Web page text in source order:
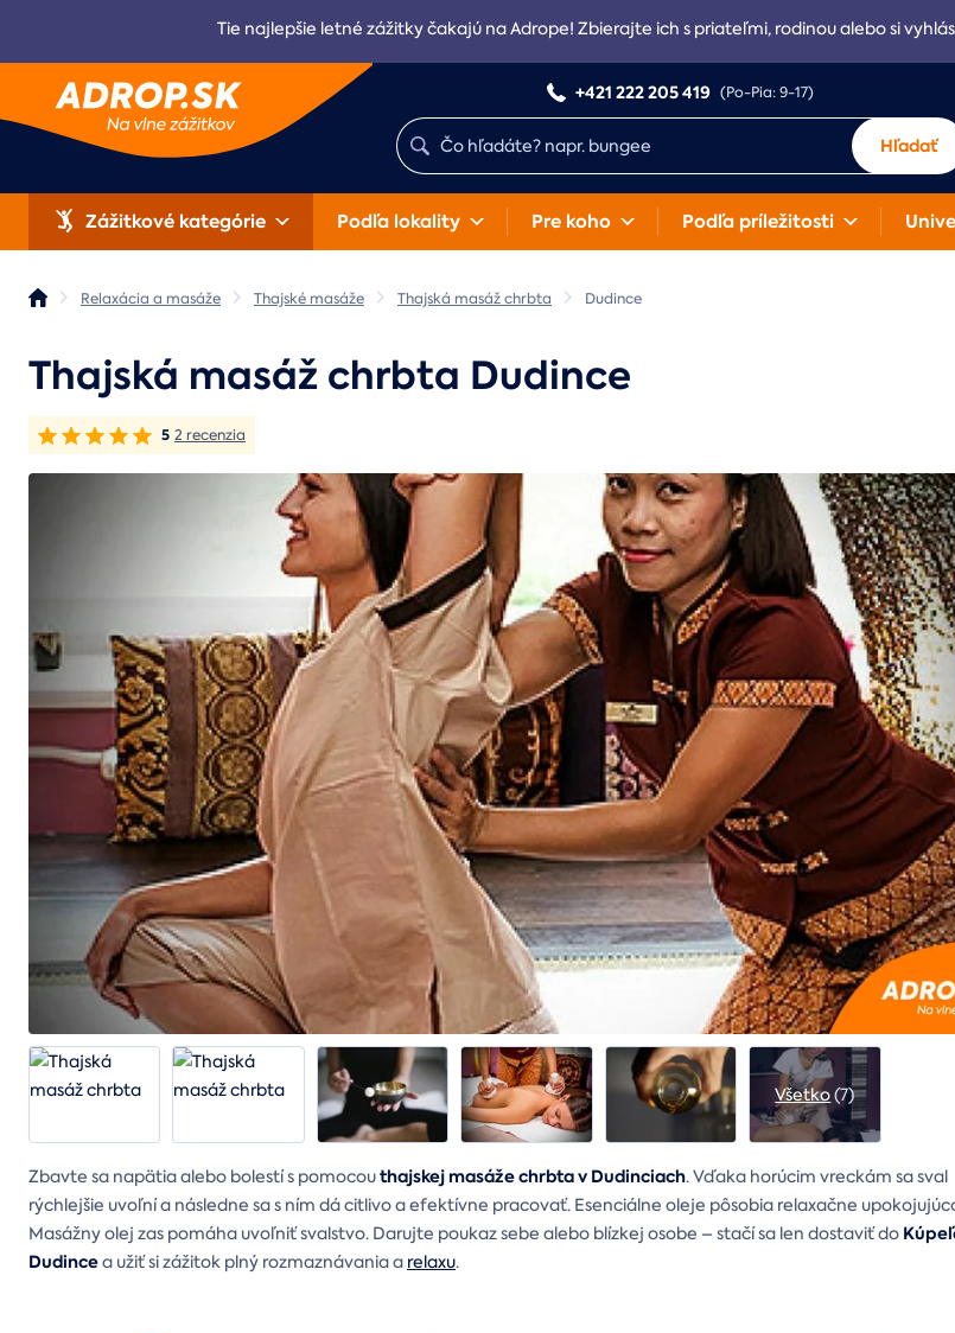
Tie najlepšie letné zážitky čakajú na Adrope! Zbierajte ich s priateľmi, rodinou alebo si
+421 222 205 419 (Po-Pia: 9-17)
Hľadať
Zážitkové kategórie Podľa lokality Pre koho Podľa príležitosti
Relaxácia a masáže Thajské masáže Thajská masáž chrbta Dudince
Thajská masáž chrbta Dudince
5 2 recenzia
Všetko(7)
Zbavte sa napätia alebo bolestí s pomocouthajskej masáže chrbta v Dudinciach. Vďaka horúcim vreckám sa sval
rýchlejšie uvoľní a následne sa s ním dá citlivo a efektívne pracovať. Esenciálne oleje pôsobia relaxačne
Masážny olej zas pomáha uvoľniť svalstvo. Darujte poukaz sebe alebo blízkej osobe – stačí sa len dostaviť do
Dudincea užiť si zážitok plný rozmaznávania a relaxu.